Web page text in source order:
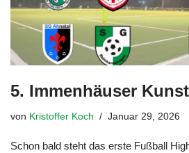
5. Immenhäuser
von Kristoffer Koch Januar 29, 2026
Schon bald steht das erste Fußball